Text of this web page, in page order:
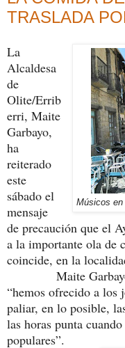
TRASLADA
Músicos en
La
Alcaldesa
de
Olite/Errib
erri, Maite
Garbayo,
ha
reiterado
este
sábado el
mensaje
de precaución que el
a la importante ola de
coincide, en la
Maite
“hemos ofrecido a los
paliar, en lo posible,
las horas punta
populares”.